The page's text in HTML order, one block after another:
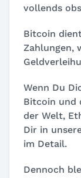
vollends
Bitcoin
Zahlungen,
Wenn Du
Bitcoin und
der Welt,
Dir in
im Detail.
Dennoch